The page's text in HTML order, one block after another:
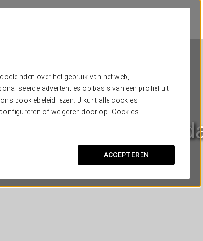
over het gebruik van het web,
advertenties op basis van een profiel uit
cookiebeleid lezen. U kunt alle cookies
of weigeren door op "Cookies
ACCEPTEREN
de A
O GROVE